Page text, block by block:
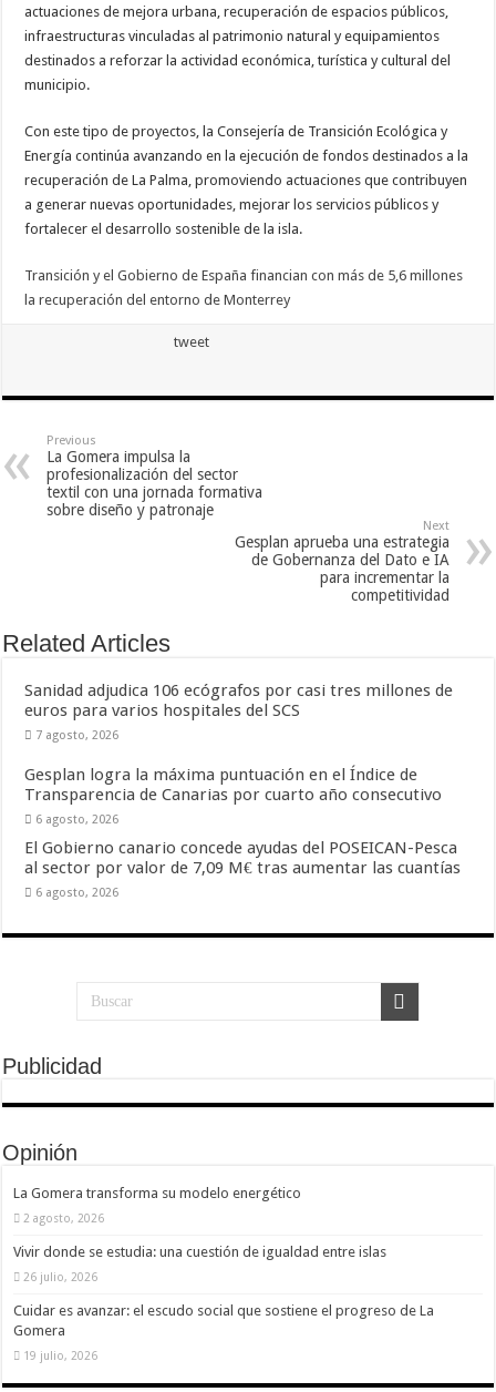
actuaciones de mejora urbana, recuperación de espacios públicos,
infraestructuras vinculadas al patrimonio natural y equipamientos
destinados a reforzar la actividad económica, turística y cultural del
municipio.
Con este tipo de proyectos, la Consejería de Transición Ecológica y
Energía continúa avanzando en la ejecución de fondos destinados a la
recuperación de La Palma, promoviendo actuaciones que contribuyen
a generar nuevas oportunidades, mejorar los servicios públicos y
fortalecer el desarrollo sostenible de la isla.
Transición y el Gobierno de España financian con más de 5,6 millones
la recuperación del entorno de Monterrey
tweet
Previous
La Gomera impulsa la
profesionalización del sector
textil con una jornada formativa
sobre diseño y patronaje
Next
Gesplan aprueba una estrategia
de Gobernanza del Dato e IA
para incrementar la
competitividad
Related Articles
Sanidad adjudica 106 ecógrafos por casi tres millones de
euros para varios hospitales del SCS
7 agosto, 2026
Gesplan logra la máxima puntuación en el Índice de
Transparencia de Canarias por cuarto año consecutivo
6 agosto, 2026
El Gobierno canario concede ayudas del POSEICAN-Pesca
al sector por valor de 7,09 M€ tras aumentar las cuantías
6 agosto, 2026
Publicidad
Opinión
La Gomera transforma su modelo energético
2 agosto, 2026
Vivir donde se estudia: una cuestión de igualdad entre islas
26 julio, 2026
Cuidar es avanzar: el escudo social que sostiene el progreso de La
Gomera
19 julio, 2026